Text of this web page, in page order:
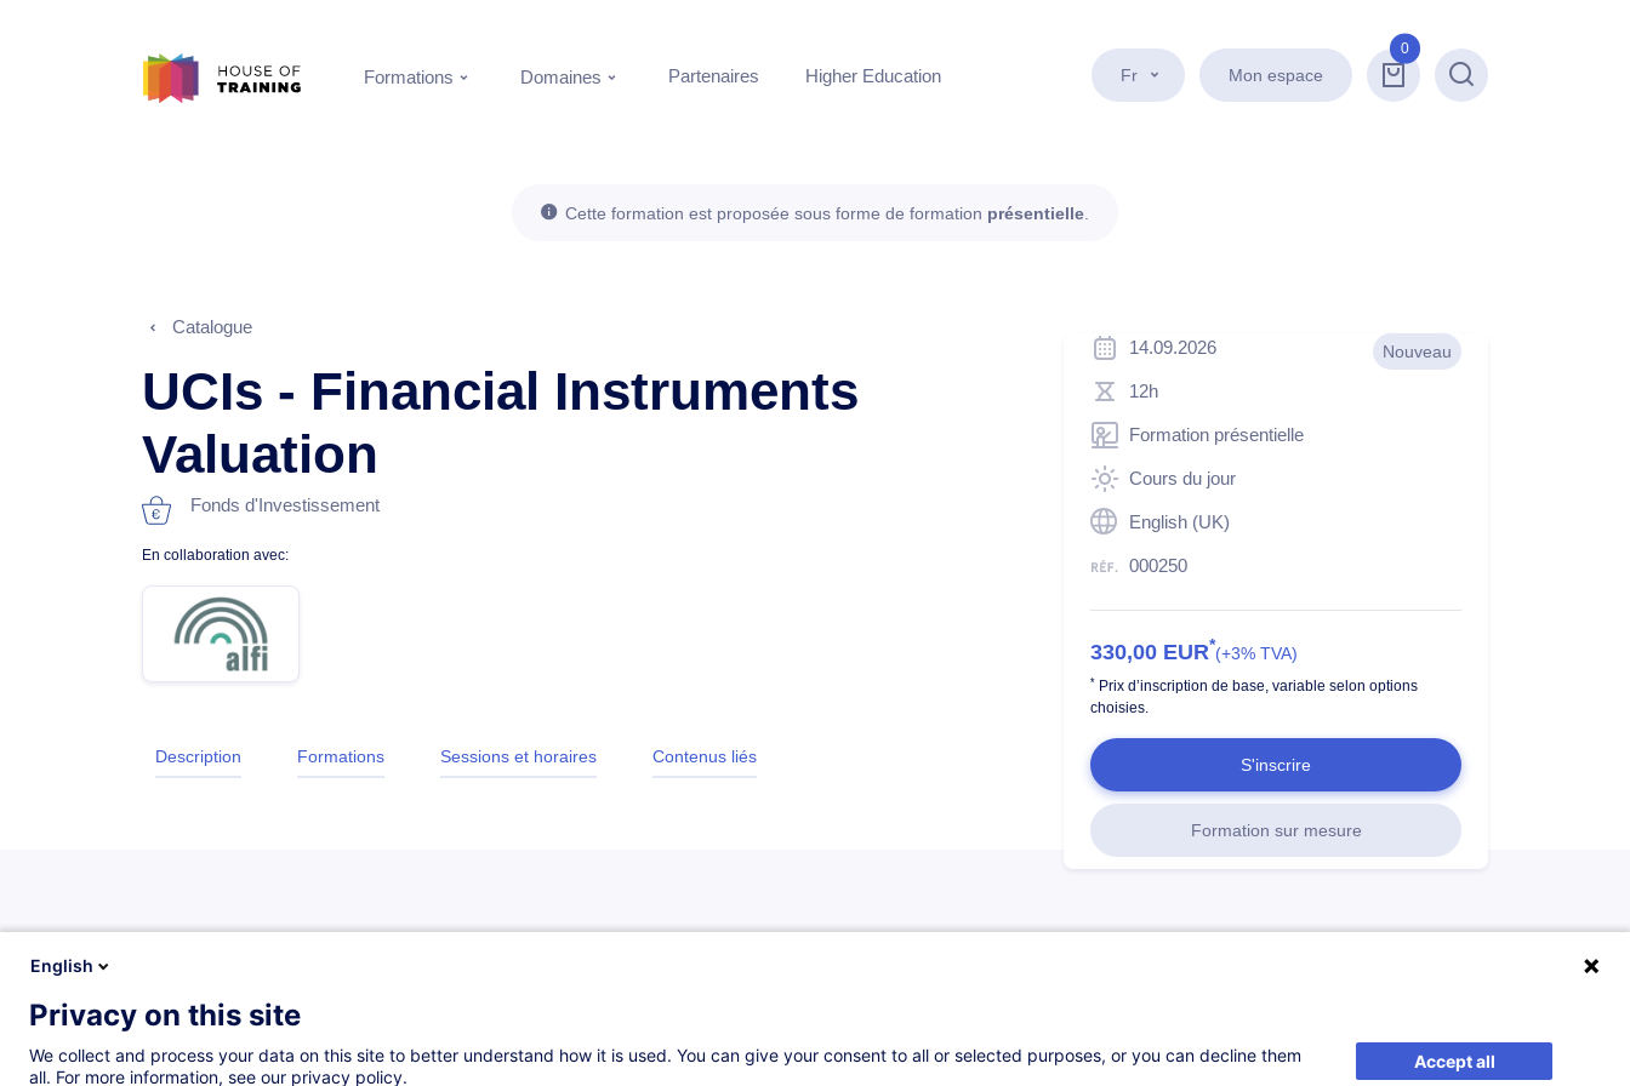
Fr Mon espace
0
Recherche
Formations Domaines Partenaires Higher Education
Cette formation est proposée sous forme de formation présentielle
Catalogue
UCIs - Financial Instruments
Valuation
Fonds d'Investissement
En collaboration avec:
Description Formations Sessions et horaires Contenus liés
Nouveau
14.09.2026
12h
Formation présentielle
Cours du jour
English (UK)
000250
330,00 EUR*(+3% TVA)
* Prix d’inscription de base, variable selon options
choisies.
S'inscrire
Formation sur mesure
English
Privacy on this site
We collect and process your data on this site to better understand how it is used. You can give your consent to all or selected purposes, or you can decline them
all. For more information, see our privacy policy.
Accept all